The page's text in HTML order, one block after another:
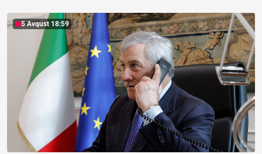
5 Avqust 18:59